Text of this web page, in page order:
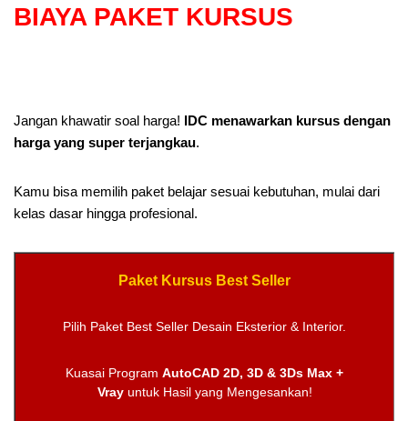
BIAYA PAKET KURSUS
Jangan khawatir soal harga! IDC menawarkan kursus dengan
harga yang super terjangkau.
Kamu bisa memilih paket belajar sesuai kebutuhan, mulai dari
kelas dasar hingga profesional.
Paket Kursus Best Seller
Pilih Paket Best Seller Desain Eksterior & Interior.
Kuasai Program AutoCAD 2D, 3D & 3Ds Max +
Vrayuntuk Hasil yang Mengesankan!